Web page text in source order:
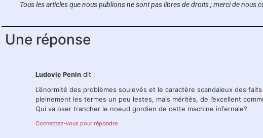
Tous les articles que nous publions ne sont pas libres de droits ;merci de nous
Une réponse
Ludovic Penin dit :
L’énormité des problèmes soulevés et le caractère scandaleux des
pleinement les termes un peu lestes, mais mérités, de l’excellent
Qui va oser trancher le noeud gordien de cette machine infernale?
Connectez-vous pour répondre